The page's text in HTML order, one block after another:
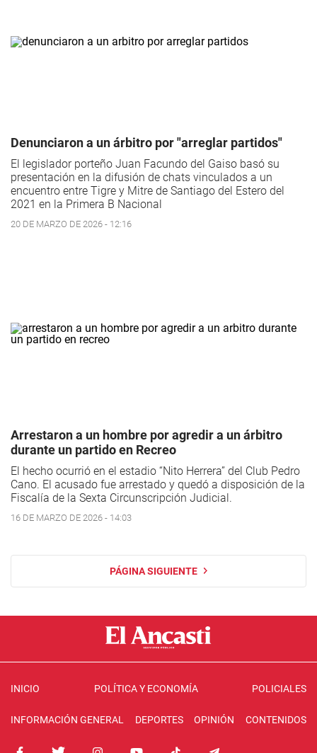
Denunciaron a un árbitro por "arreglar partidos"
El legislador porteño Juan Facundo del Gaiso basó su
presentación en la difusión de chats vinculados a un
encuentro entre Tigre y Mitre de Santiago del Estero del
2021 en la Primera B Nacional
20 DE MARZO DE 2026 - 12:16
Arrestaron a un hombre por agredir a un árbitro
durante un partido en Recreo
El hecho ocurrió en el estadio “Nito Herrera” del Club Pedro
Cano. El acusado fue arrestado y quedó a disposición de la
Fiscalía de la Sexta Circunscripción Judicial.
16 DE MARZO DE 2026 - 14:03
PÁGINA SIGUIENTE
INICIO POLÍTICA Y ECONOMÍA POLICIALES
INFORMACIÓN GENERAL DEPORTES OPINIÓN CONTENIDOS